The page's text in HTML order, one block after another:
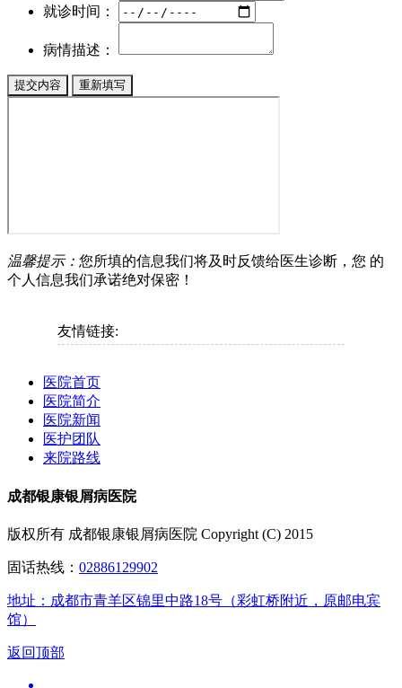
就诊时间：
病情描述：
温馨提示： 您所填的信息我们将及时反馈给医生诊断，您 的
个人信息我们承诺绝对保密！
友情链接:
医院首页
医院简介
医院新闻
医护团队
来院路线
成都银康银屑病医院
版权所有 成都银康银屑病医院 Copyright (C) 2015
固话热线： 02886129902
地址：成都市青羊区锦里中路18号（彩虹桥附近，原邮电宾
馆）
返回顶部